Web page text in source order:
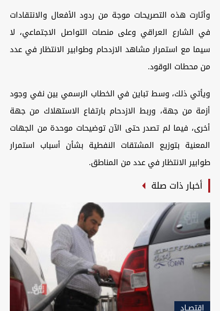
وأثارت هذه التصريحات موجة من ردود الأفعال والانتقادات
في الشارع العراقي وعلى منصات التواصل الاجتماعي، لا
سيما مع استمرار مشاهد الازدحام وطوابير الانتظار في عدد
من محطات الوقود.
ويأتي ذلك، وسط تباين في الخطاب الرسمي بين نفي وجود
أزمة من جهة، وربط الازدحام بارتفاع الاستهلاك من جهة
أخرى، فيما لم تصدر حتى الآن توضيحات موحدة من الجهات
المعنية بتوزيع المشتقات النفطية بشأن أسباب استمرار
طوابير الانتظار في عدد من المناطق.
أخبار ذات صلة
اقتصـاد